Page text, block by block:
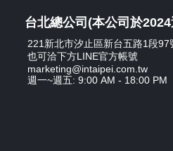
台北總公司(本公司於
221新北市汐止區新台五路1段97
也可洽下方LINE官方帳號
marketing@intaipei.com.tw
週一~週五: 9:00 AM - 18:00 PM